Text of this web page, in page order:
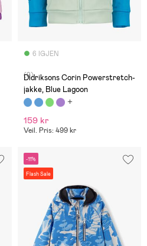
6 IGJEN
(9)
Didriksons Corin Powerstretch-
jakke, Blue Lagoon
159 kr
Veil. Pris: 499 kr
-11%
Flash Sale